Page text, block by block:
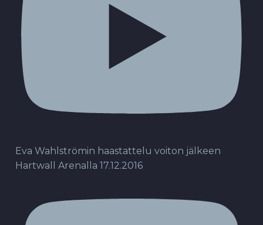
Eva Wahlströmin haastattelu voiton jälkeen
Hartwall Arenalla 17.12.2016